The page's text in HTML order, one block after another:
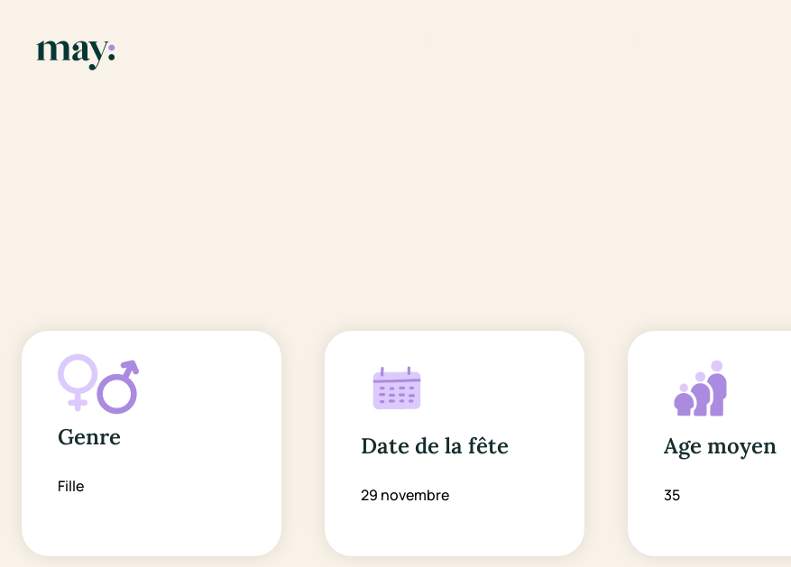
Genre
Fille
Date de la fête
29 novembre
Age moyen
35